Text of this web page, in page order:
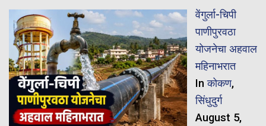
वेंगुर्ला-चिपी
पाणीपुरवठा
योजनेचा अहवाल
महिनाभरात
Inकोकण,
सिंधुदुर्ग
August 5,